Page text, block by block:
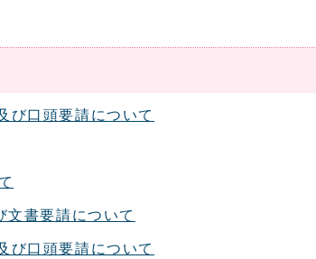
び口頭要請について
書要請について
び口頭要請について